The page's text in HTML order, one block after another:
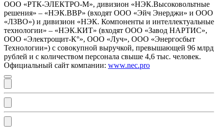
ООО «РТК-ЭЛЕКТРО-М», дивизион «НЭК.Высоковольтные
решения» – «НЭК.ВВР» (входят ООО «Эйч Энерджи» и ООО
«ЛЗВО») и дивизион «НЭК. Компоненты и интеллектуальные
технологии» – «НЭК.КИТ» (входят ООО «Завод НАРТИС»,
ООО «Электрощит-К°», ООО «Луч», ООО «Энергосбыт
Технологии») с совокупной выручкой, превышающей 96 млрд
рублей и с количеством персонала свыше 4,6 тыс. человек.
Официальный сайт компании: www.nec.pro